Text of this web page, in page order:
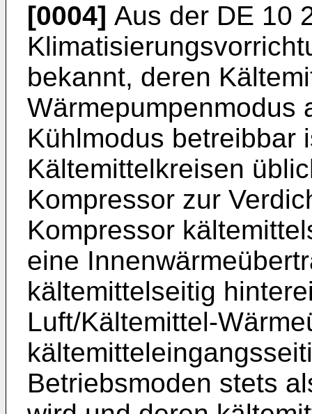
[0004] Aus der DE 10
bekannt, deren
Wärmepumpenmodus
Kühlmodus betreibbar
Kältemittelkreisen
Kompressor zur
Kompressor
eine
kältemittelseitig
Luft/Kältemittel-
Betriebsmoden stets